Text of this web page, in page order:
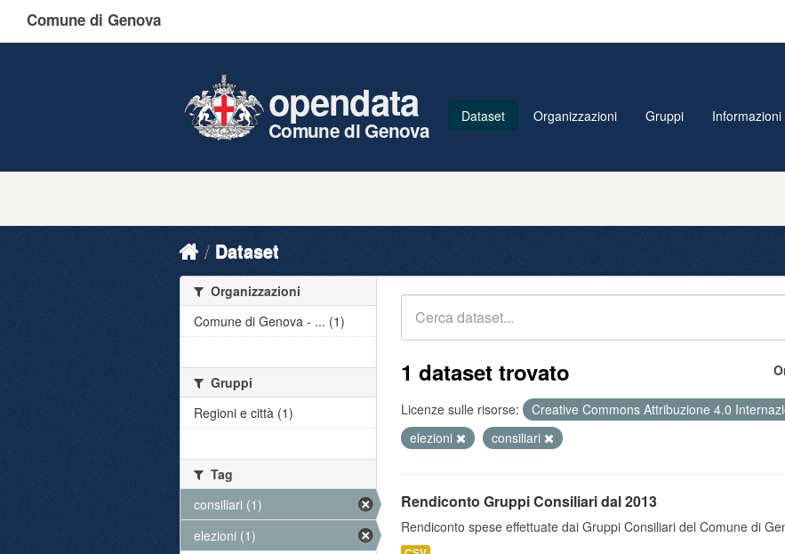
Comune di Genova
opendata
Comune di Genova
Dataset Organizzazioni Gruppi Informazioni
Dataset
1 dataset trovato
Licenze sulle risorse: Creative Commons Attribuzione 4.0
elezioni
consiliari
Rendiconto Gruppi Consiliari dal 2013
Rendiconto spese effettuate dai Gruppi Consiliari del Comune di
Organizzazioni
Comune di Genova - ... (1)
Gruppi
Regioni e città (1)
Tag
consiliari (1)
elezioni (1)